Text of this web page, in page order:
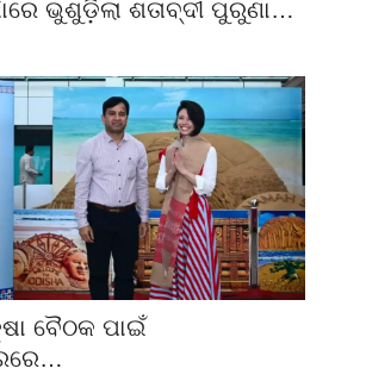
ଭୁଶୁଡ଼ିଲା ଶତାବ୍ଦୀ ପୁରୁଣା…
ବୈଠକ ପାଇଁ